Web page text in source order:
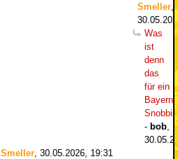
Smeller
Was
ist
denn
das
für ein
Bayern-
- bob
Smeller 30.05.2026, 19:31